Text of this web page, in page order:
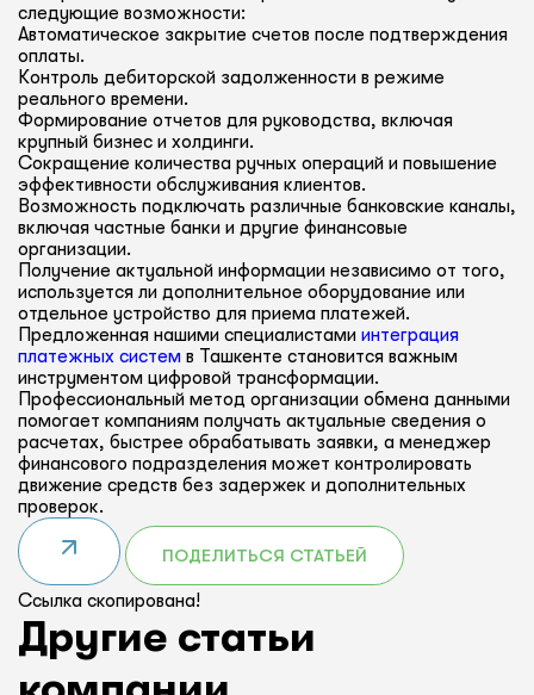
следующие возможности:
Автоматическое закрытие счетов после подтверждения
оплаты.
Контроль дебиторской задолженности в режиме
реального времени.
Формирование отчетов для руководства, включая
крупный бизнес и холдинги.
Сокращение количества ручных операций и повышение
эффективности обслуживания клиентов.
Возможность подключать различные банковские каналы,
включая частные банки и другие финансовые
организации.
Получение актуальной информации независимо от того,
используется ли дополнительное оборудование или
отдельное устройство для приема платежей.
Предложенная нашими специалистами интеграция
платежных систем в Ташкенте становится важным
инструментом цифровой трансформации.
Профессиональный метод организации обмена данными
помогает компаниям получать актуальные сведения о
расчетах, быстрее обрабатывать заявки, а менеджер
финансового подразделения может контролировать
движение средств без задержек и дополнительных
проверок.
ПОДЕЛИТЬСЯ СТАТЬЕЙ
Ссылка скопирована!
Другие статьи